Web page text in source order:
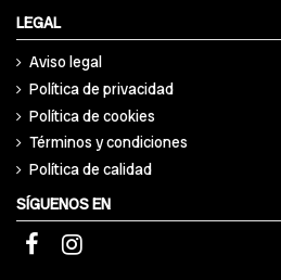
LEGAL
Aviso legal
Política de privacidad
Política de cookies
Términos y condiciones
Política de calidad
SÍGUENOS EN